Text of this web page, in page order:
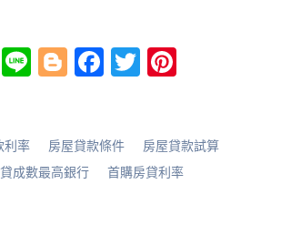
Li Bl
g
er
Fa
o
o
T
er es
t
利率 房屋貸款條件
房屋貸款試算
成數最高銀行 首購房貸利率